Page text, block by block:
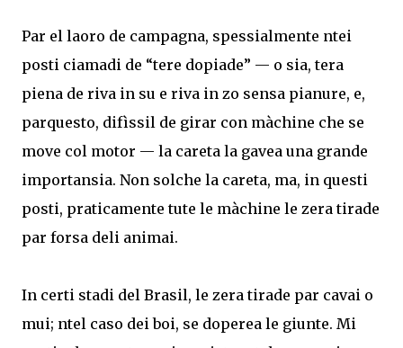
Par el laoro de campagna, spessialmente ntei
posti ciamadi de “tere dopiade” — o sia, tera
piena de riva in su e riva in zo sensa pianure, e,
parquesto, difìssil de girar con màchine che se
move col motor — la careta la gavea una grande
importansia. Non solche la careta, ma, in questi
posti, praticamente tute le màchine le zera tirade
par forsa deli animai.
In certi stadi del Brasil, le zera tirade par cavai o
mui; ntel caso dei boi, se doperea le giunte. Mi